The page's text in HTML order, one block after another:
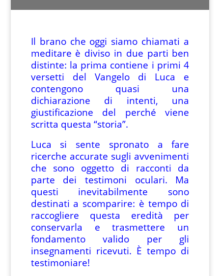
Il brano che oggi siamo chiamati a
meditare è diviso in due parti ben
distinte: la prima contiene i primi 4
versetti del Vangelo di Luca e
contengono quasi una
dichiarazione di intenti, una
giustificazione del perché viene
scritta questa “storia”.
Luca si sente spronato a fare
ricerche accurate sugli avvenimenti
che sono oggetto di racconti da
parte dei testimoni oculari. Ma
questi inevitabilmente sono
destinati a scomparire: è tempo di
raccogliere questa eredità per
conservarla e trasmettere un
fondamento valido per gli
insegnamenti ricevuti. È tempo di
testimoniare!